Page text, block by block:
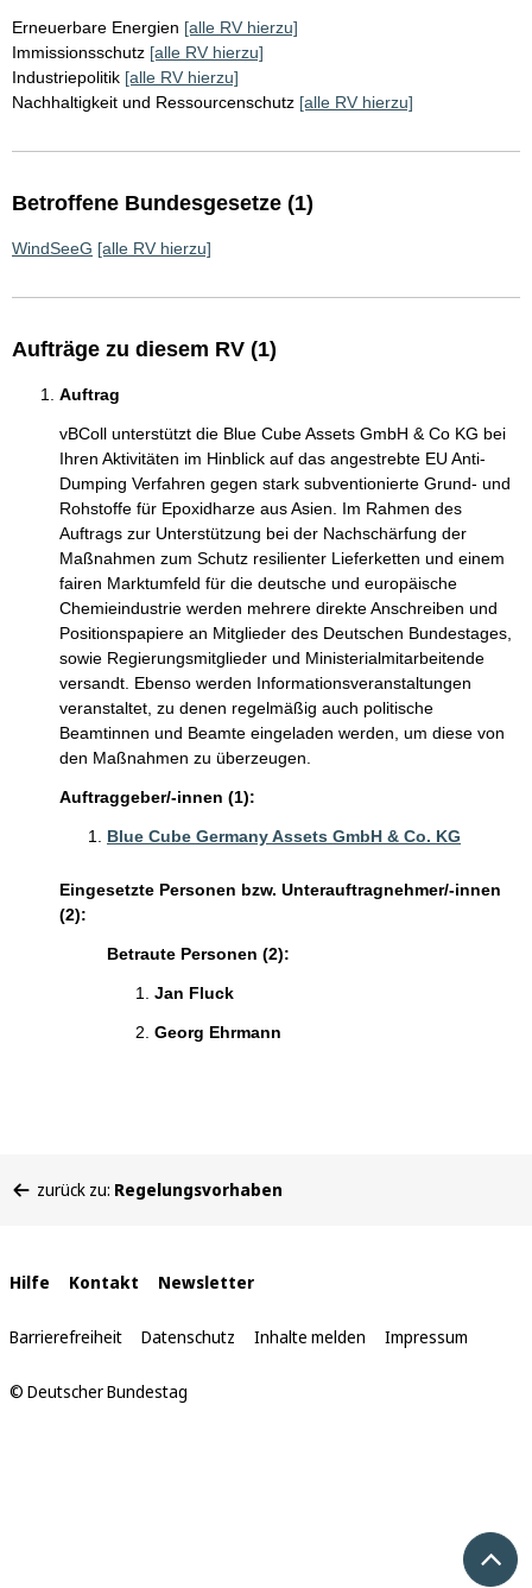
Erneuerbare Energien [alle RV hierzu]
Immissionsschutz [alle RV hierzu]
Industriepolitik [alle RV hierzu]
Nachhaltigkeit und Ressourcenschutz [alle RV hierzu]
Betroffene Bundesgesetze (1)
WindSeeG [alle RV hierzu]
Aufträge zu diesem RV (1)
Auftrag
vBColl unterstützt die Blue Cube Assets GmbH & Co KG bei
Ihren Aktivitäten im Hinblick auf das angestrebte EU Anti-
Dumping Verfahren gegen stark subventionierte Grund- und
Rohstoffe für Epoxidharze aus Asien. Im Rahmen des
Auftrags zur Unterstützung bei der Nachschärfung der
Maßnahmen zum Schutz resilienter Lieferketten und einem
fairen Marktumfeld für die deutsche und europäische
Chemieindustrie werden mehrere direkte Anschreiben und
Positionspapiere an Mitglieder des Deutschen Bundestages,
sowie Regierungsmitglieder und Ministerialmitarbeitende
versandt. Ebenso werden Informationsveranstaltungen
veranstaltet, zu denen regelmäßig auch politische
Beamtinnen und Beamte eingeladen werden, um diese von
den Maßnahmen zu überzeugen.
Auftraggeber/-innen (1):
Blue Cube Germany Assets GmbH & Co. KG
Eingesetzte Personen bzw. Unterauftragnehmer/-innen
(2):
Betraute Personen (2):
Jan Fluck
Georg Ehrmann
befinden
zurück zu: Regelungsvorhaben
Interne
Links
Hilfe Kontakt Newsletter
Barrierefreiheit Datenschutz Inhalte melden Impressum
© Deutscher Bundestag